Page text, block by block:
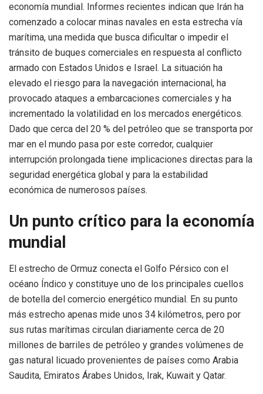
economía mundial. Informes recientes indican que Irán ha
comenzado a colocar minas navales en esta estrecha vía
marítima, una medida que busca dificultar o impedir el
tránsito de buques comerciales en respuesta al conflicto
armado con Estados Unidos e Israel. La situación ha
elevado el riesgo para la navegación internacional, ha
provocado ataques a embarcaciones comerciales y ha
incrementado la volatilidad en los mercados energéticos.
Dado que cerca del 20 % del petróleo que se transporta por
mar en el mundo pasa por este corredor, cualquier
interrupción prolongada tiene implicaciones directas para la
seguridad energética global y para la estabilidad
económica de numerosos países.
Un punto crítico para la economía
mundial
El estrecho de Ormuz conecta el Golfo Pérsico con el
océano Índico y constituye uno de los principales cuellos
de botella del comercio energético mundial. En su punto
más estrecho apenas mide unos 34 kilómetros, pero por
sus rutas marítimas circulan diariamente cerca de 20
millones de barriles de petróleo y grandes volúmenes de
gas natural licuado provenientes de países como Arabia
Saudita, Emiratos Árabes Unidos, Irak, Kuwait y Qatar.